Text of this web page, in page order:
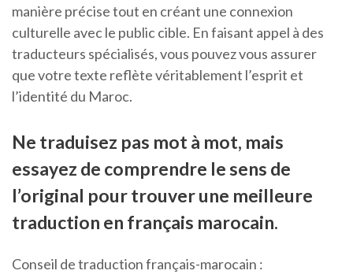
manière précise tout en créant une connexion
culturelle avec le public cible. En faisant appel à des
traducteurs spécialisés, vous pouvez vous assurer
que votre texte reflète véritablement l’esprit et
l’identité du Maroc.
Ne traduisez pas mot à mot, mais
essayez de comprendre le sens de
l’original pour trouver une meilleure
traduction en français marocain.
Conseil de traduction français-marocain :